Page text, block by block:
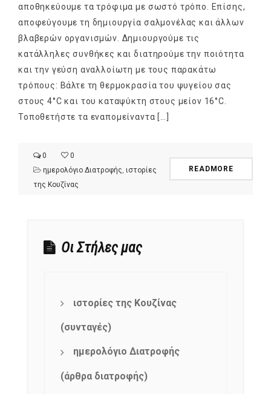
αποθηκεύουμε τα τρόφιμα με σωστό τρόπο. Επίσης,
αποφεύγουμε τη δημιουργία σαλμονέλας και άλλων
βλαβερών οργανισμών. Δημιουργούμε τις
κατάλληλες συνθήκες και διατηρούμε την ποιότητα
και την γεύση αναλλοίωτη με τους παρακάτω
τρόπους: Βάλτε τη θερμοκρασία του ψυγείου σας
στους 4°C και του καταψύκτη στους μείον 16°C.
Τοποθετήστε τα εναπομείναντα […]
0
0
ημερολόγιο Διατροφής ιστορίες
της Κουζίνας
READMORE
Οι Στήλες μας
ιστορίες της Κουζίνας
(συνταγές)
ημερολόγιο Διατροφής
(άρθρα διατροφής)